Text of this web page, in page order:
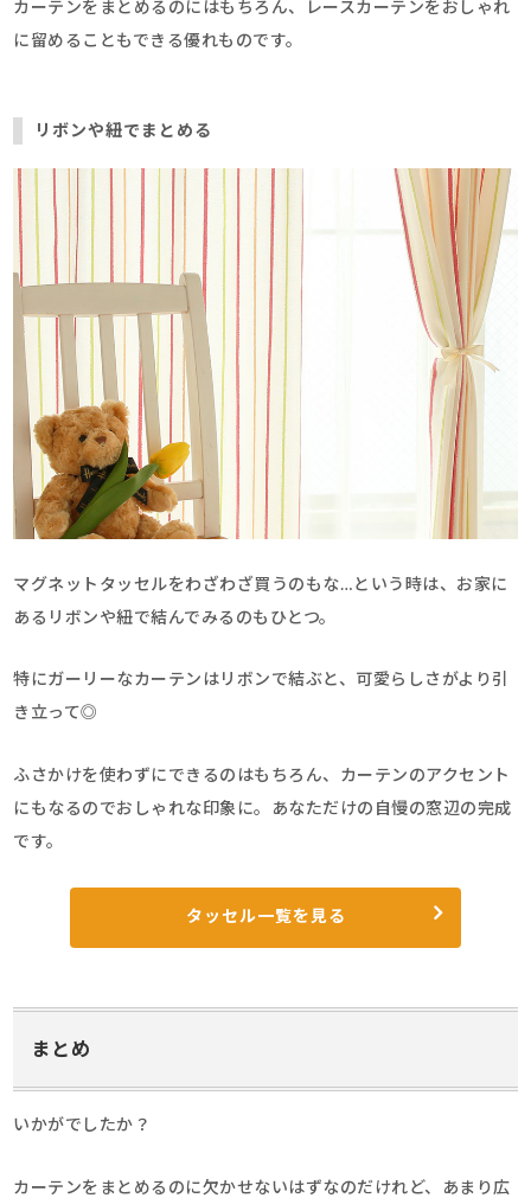
カーテンをまとめるのにはもちろん、レースカーテンをおしゃれ
に留めることもできる優れものです。
リボンや紐でまとめる
マグネットタッセルをわざわざ買うのもな…という時は、お家に
あるリボンや紐で結んでみるのもひとつ。
特にガーリーなカーテンはリボンで結ぶと、可愛らしさがより引
き立って◎
ふさかけを使わずにできるのはもちろん、カーテンのアクセント
にもなるのでおしゃれな印象に。あなただけの自慢の窓辺の完成
です。
タッセル一覧を見る
まとめ
いかがでしたか？
カーテンをまとめるのに欠かせないはずなのだけれど、あまり広